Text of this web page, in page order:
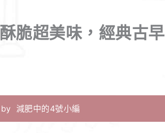
脆超美味，經典古早
減肥中的4號小編